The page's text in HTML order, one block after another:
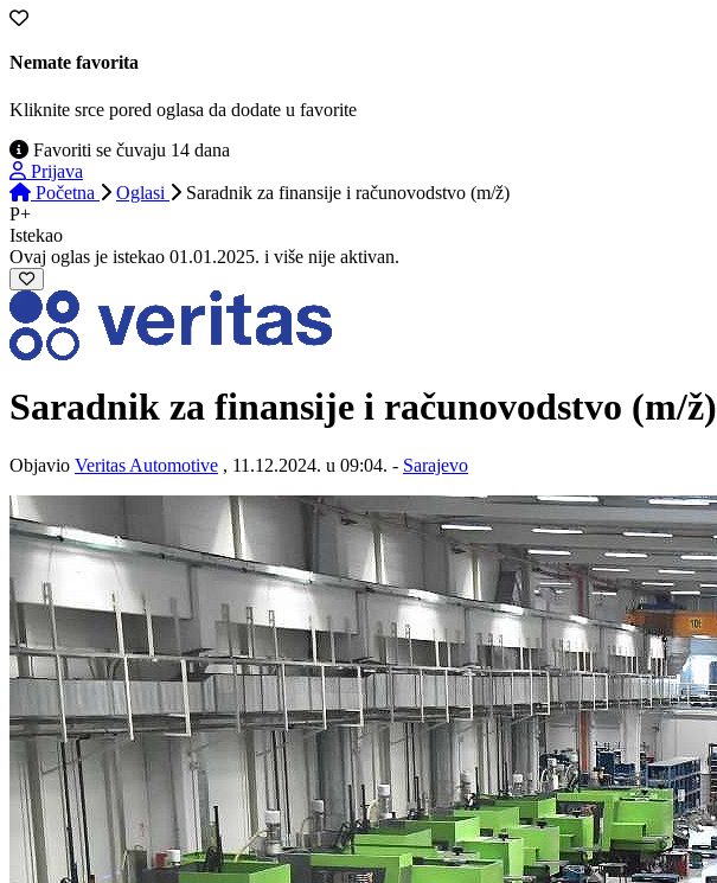
Nemate favorita
Kliknite srce pored oglasa da dodate u favorite
Favoriti se čuvaju 14 dana
Prijava
Početna
Oglasi
Saradnik za finansije i računovodstvo (m/ž)
P+
Istekao
Ovaj oglas je istekao 01.01.2025. i više nije aktivan.
Saradnik za finansije i računovodstvo (m/ž)
Objavio Veritas Automotive , 11.12.2024. u 09:04. - Sarajevo